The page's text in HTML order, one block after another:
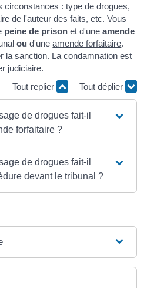
circonstances : type de drogues,
de l'auteur des faits, etc. Vous
peine de prisonet d'uneamende
ou d'uneamende forfaitaire.
la sanction. La condamnation est
judiciaire.
Tout replier
Tout déplier
de drogues fait-il
forfaitaire ?
de drogues fait-il
devant le tribunal ?